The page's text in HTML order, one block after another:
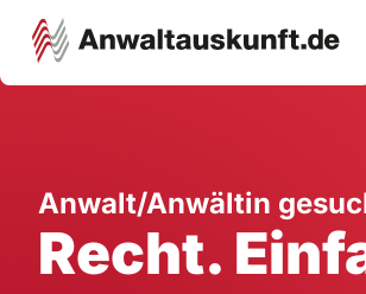
Ausbildung
Handwerk
Anwalt/Anwältin
Recht.